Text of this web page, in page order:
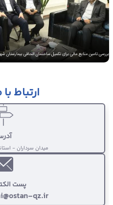
بررسی تامین منابع مالی برای تکمیل ساختمان الحاقی بیمارستان
ارتباط
میدان سرداران -
پست
qz.ir